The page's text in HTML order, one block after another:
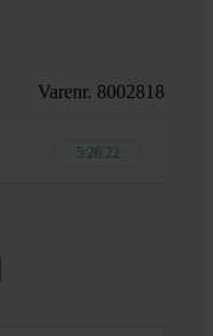
Varenr. 8002818
5:26:21